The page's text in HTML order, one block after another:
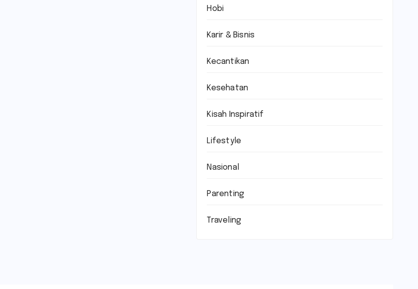
Hobi
Karir & Bisnis
Kecantikan
Kesehatan
Kisah Inspiratif
Lifestyle
Nasional
Parenting
Traveling